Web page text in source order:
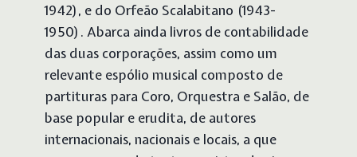
1942), e do Orfeão Scalabitano (1943-
1950). Abarca ainda livros de contabilidade
das duas corporações, assim como um
relevante espólio musical composto de
partituras para Coro, Orquestra e Salão, de
base popular e erudita, de autores
internacionais, nacionais e locais, a que